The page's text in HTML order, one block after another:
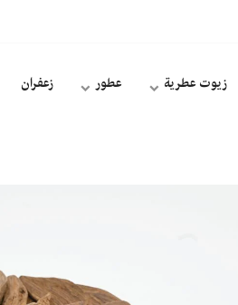
زيوت عطرية عطور زعفران